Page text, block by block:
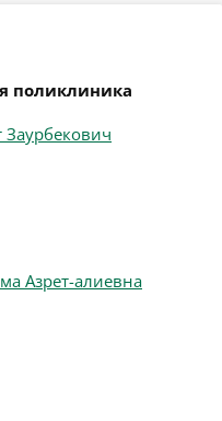
поликлиника
Азрет-алиевна